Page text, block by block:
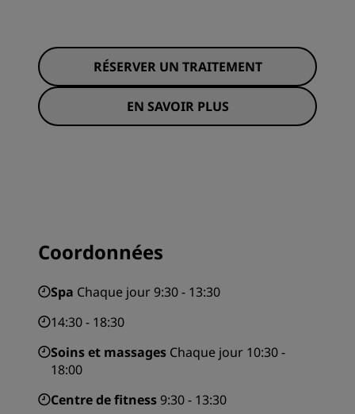
RÉSERVER UN TRAITEMENT
EN SAVOIR PLUS
Coordonnées
Spa Chaque jour 9:30 - 13:30
14:30 - 18:30
Soins et massages Chaque jour 10:30 -
18:00
Centre de fitness 9:30 - 13:30